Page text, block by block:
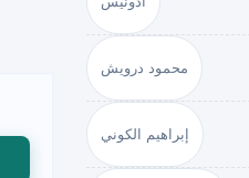
محمود درويش
إبراهيم الكوني